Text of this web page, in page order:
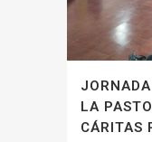
LA
CÁRITAS